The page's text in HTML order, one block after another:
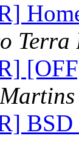
Terra
BSD